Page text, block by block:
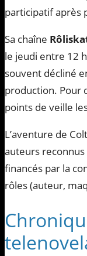
participatif après
Sa chaîne
le jeudi entre 12
souvent décliné
production. Pour
points de veille
L’aventure de
auteurs
financés par la
rôles (auteur,